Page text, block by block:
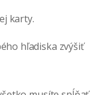
karty.
hľadiska zvýšiť